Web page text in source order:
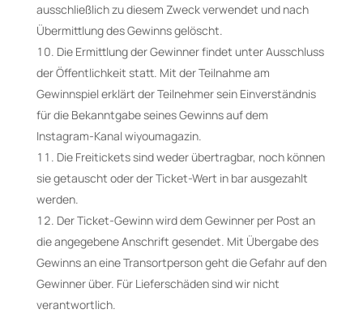
ausschließlich zu diesem Zweck verwendet und nach
Übermittlung des Gewinns gelöscht.
Die Ermittlung der Gewinner findet unter Ausschluss
der Öffentlichkeit statt. Mit der Teilnahme am
Gewinnspiel erklärt der Teilnehmer sein Einverständnis
für die Bekanntgabe seines Gewinns auf dem
Instagram-Kanal wiyoumagazin.
Die Freitickets sind weder übertragbar, noch können
sie getauscht oder der Ticket-Wert in bar ausgezahlt
werden.
Der Ticket-Gewinn wird dem Gewinner per Post an
die angegebene Anschrift gesendet. Mit Übergabe des
Gewinns an eine Transortperson geht die Gefahr auf den
Gewinner über. Für Lieferschäden sind wir nicht
verantwortlich.